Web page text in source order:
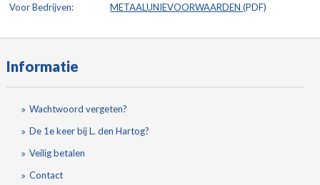
Voor Bedrijven:METAALUNIEVOORWAARDEN(PDF)
Informatie
Wachtwoord vergeten?
De 1e keer bij L. den Hartog?
Veilig betalen
Contact